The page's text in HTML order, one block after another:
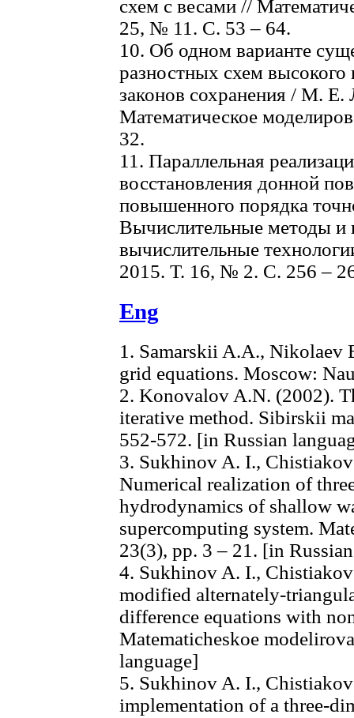
схем с весами //
25, № 11. С. 53 – 64.
10. Об одном варианте
разностных схем высокого
законов сохранения / М. Е.
Математическое
32.
11. Параллельная
восстановления донной
повышенного порядка
Вычислительные методы
вычислительные
2015. Т. 16, № 2. С. 256 –
Eng
1. Samarskii A.A., Nikolaev
grid equations. Moscow:
2. Konovalov A.N. (2002).
iterative method. Sibirskii
552-572. [in Russian
3. Sukhinov A. I.,
Numerical realization of
hydrodynamics of shallow
supercomputing system.
23(3), pp. 3 – 21. [in
4. Sukhinov A. I.,
modified alternately-
difference equations with
Matematicheskoe
language]
5. Sukhinov A. I.,
implementation of a three-